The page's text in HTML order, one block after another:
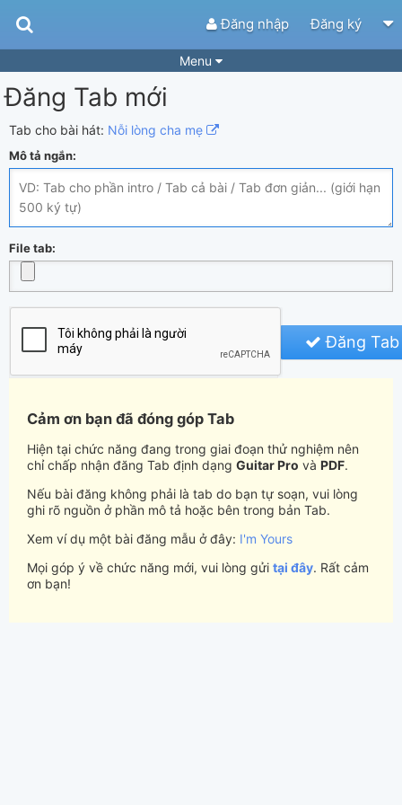
Đăng nhập Đăng ký
Menu
Bài hát
Playlist
Điệu bài hát
Tìm theo hợp âm Tải ứng dụng
Tắt quảng cáo
Đăng Tab mới
Tab cho bài hát: Nỗi lòng cha mẹ
Mô tả ngắn:
File tab:
Đăng
Cảm ơn bạn đã đóng góp Tab
Hiện tại chức năng đang trong giai đoạn thử nghiệm nên
chỉ chấp nhận đăng Tab định dạng Guitar Pro và PDF.
Nếu bài đăng không phải là tab do bạn tự soạn, vui lòng
ghi rõ nguồn ở phần mô tả hoặc bên trong bản Tab.
Xem ví dụ một bài đăng mẫu ở đây: I'm Yours
Mọi góp ý về chức năng mới, vui lòng gửi tại đây. Rất cảm
ơn bạn!